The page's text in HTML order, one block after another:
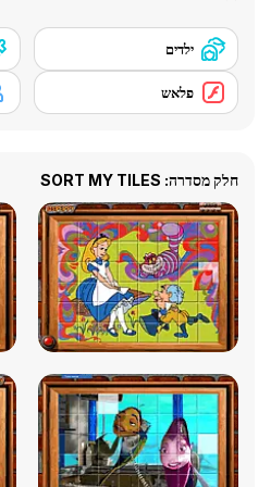
ילדים
פלאש
חלק מסדרה: SORT MY TILES